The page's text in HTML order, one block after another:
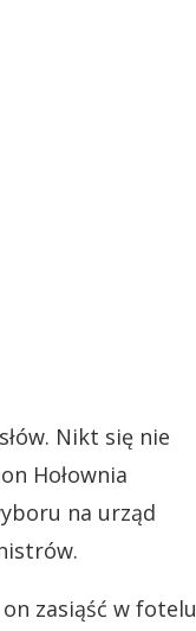
Nikt się nie
Hołownia
na urząd
zasiąść w fotelu